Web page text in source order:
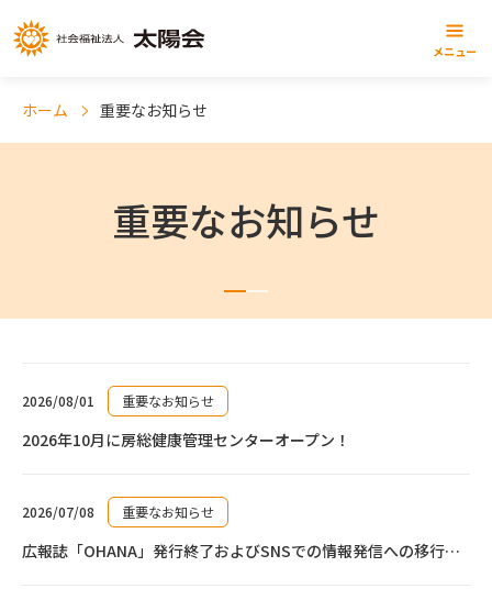
メニュー
ホーム 重要なお知らせ
重要なお知らせ
2026/08/01 重要なお知らせ
2026年10月に房総健康管理センターオープン！
2026/07/08 重要なお知らせ
広報誌「OHANA」発行終了およびSNSでの情報発信への移行について